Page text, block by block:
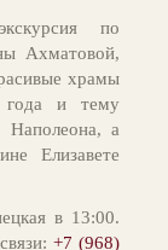
по
Ахматовой,
храмы
года и тему
Наполеона, а
Елизавете
в 13:00.
+7 (968)